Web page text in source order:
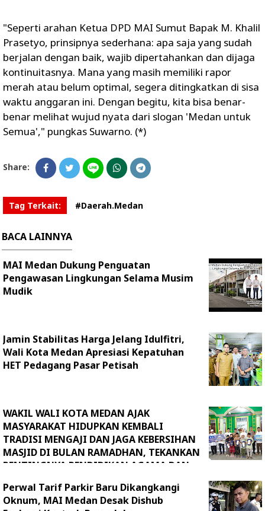
​"Seperti arahan Ketua DPD MAI Sumut Bapak M. Khalil
Prasetyo, prinsipnya sederhana: apa saja yang sudah
berjalan dengan baik, wajib dipertahankan dan dijaga
kontinuitasnya. Mana yang masih memiliki rapor
merah atau belum optimal, segera ditingkatkan di sisa
waktu anggaran ini. Dengan begitu, kita bisa benar-
benar melihat wujud nyata dari slogan 'Medan untuk
Semua'," pungkas Suwarno. (*)
Share:
Tag Terkait: #Daerah.Medan
BACA LAINNYA
MAI Medan Dukung Penguatan
Pengawasan Lingkungan Selama Musim
Mudik
Jamin Stabilitas Harga Jelang Idulfitri,
Wali Kota Medan Apresiasi Kepatuhan
HET Pedagang Pasar Petisah
WAKIL WALI KOTA MEDAN AJAK
MASYARAKAT HIDUPKAN KEMBALI
TRADISI MENGAJI DAN JAGA KEBERSIHAN
MASJID DI BULAN RAMADHAN, TEKANKAN
PENTINGNYA PENDIDIKAN AGAMA DAN
Perwal Tarif Parkir Baru Dikangkangi
Oknum, MAI Medan Desak Dishub